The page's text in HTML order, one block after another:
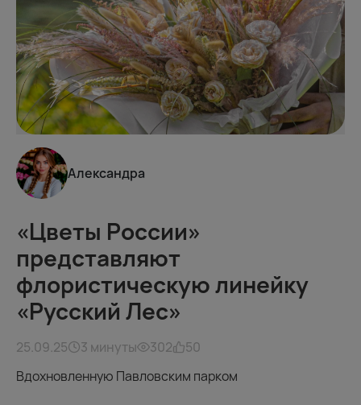
Александра
«Цветы России»
представляют
флористическую линейку
«Русский Лес»
25.09.25 3 минуты 302
50
Вдохновленную Павловским парком